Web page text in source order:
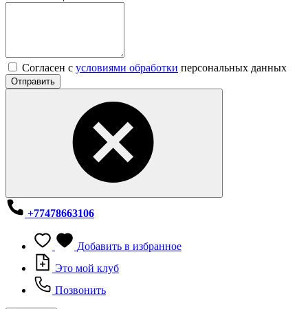
Согласен с условиями обработки персональных данных
Отправить
+77478663106
Добавить в избранное
Это мой клуб
Позвонить